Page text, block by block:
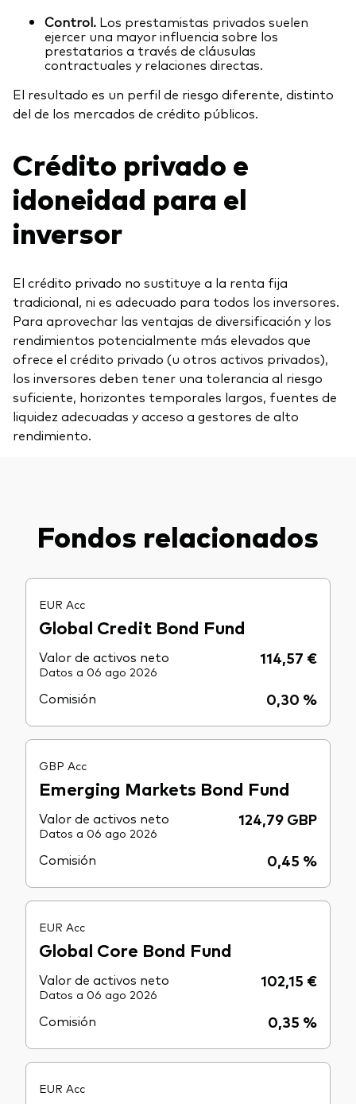
Control. Los prestamistas privados suelen
ejercer una mayor influencia sobre los
prestatarios a través de cláusulas
contractuales y relaciones directas.
El resultado es un perfil de riesgo diferente, distinto
del de los mercados de crédito públicos.
Crédito privado e
idoneidad para el
inversor
El crédito privado no sustituye a la renta fija
tradicional, ni es adecuado para todos los inversores.
Para aprovechar las ventajas de diversificación y los
rendimientos potencialmente más elevados que
ofrece el crédito privado (u otros activos privados),
los inversores deben tener una tolerancia al riesgo
suficiente, horizontes temporales largos, fuentes de
liquidez adecuadas y acceso a gestores de alto
rendimiento.
Fondos relacionados
EUR Acc
Global Credit Bond Fund
Valor de activos neto 114,57 €
Datos a 06 ago 2026
Comisión 0,30 %
GBP Acc
Emerging Markets Bond Fund
Valor de activos neto 124,79 GBP
Datos a 06 ago 2026
Comisión 0,45 %
EUR Acc
Global Core Bond Fund
Valor de activos neto 102,15 €
Datos a 06 ago 2026
Comisión 0,35 %
EUR Acc